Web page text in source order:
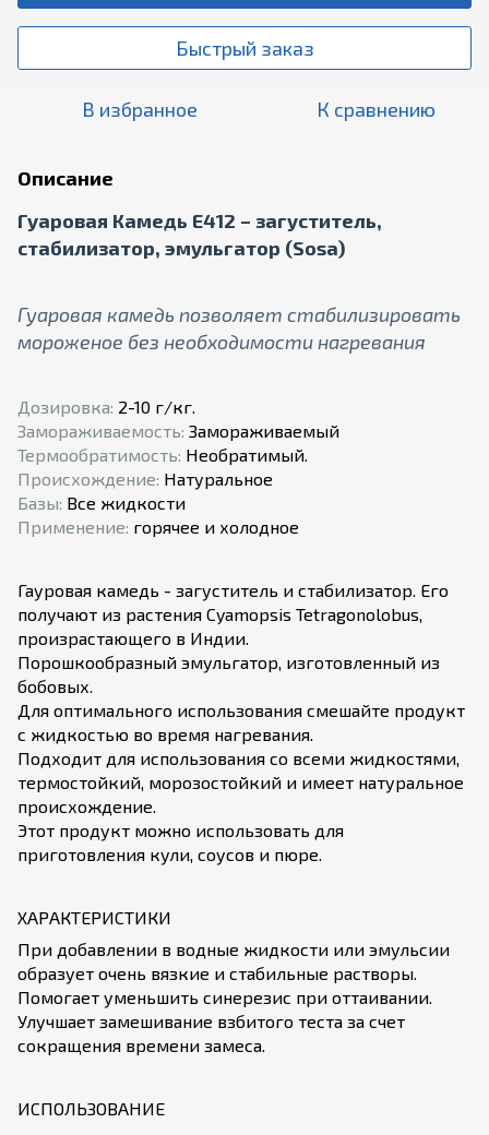
Быстрый заказ
В избранное К сравнению
Описание
Гуаровая Камедь E412 – загуститель,
стабилизатор, эмульгатор (Sosa)
Гуаровая камедь позволяет стабилизировать
мороженое без необходимости нагревания
Дозировка: 2-10 г/кг.
Замораживаемость: Замораживаемый
Термообратимость: Необратимый.
Происхождение: Натуральное
Базы: Все жидкости
Применение: горячее и холодное
Гауровая камедь - загуститель и стабилизатор. Его
получают из растения Cyamopsis Tetragonolobus,
произрастающего в Индии.
Порошкообразный эмульгатор, изготовленный из
бобовых.
Для оптимального использования смешайте продукт
с жидкостью во время нагревания.
Подходит для использования со всеми жидкостями,
термостойкий, морозостойкий и имеет натуральное
происхождение.
Этот продукт можно использовать для
приготовления кули, соусов и пюре.
ХАРАКТЕРИСТИКИ
При добавлении в водные жидкости или эмульсии
образует очень вязкие и стабильные растворы.
Помогает уменьшить синерезис при оттаивании.
Улучшает замешивание взбитого теста за счет
сокращения времени замеса.
ИСПОЛЬЗОВАНИЕ